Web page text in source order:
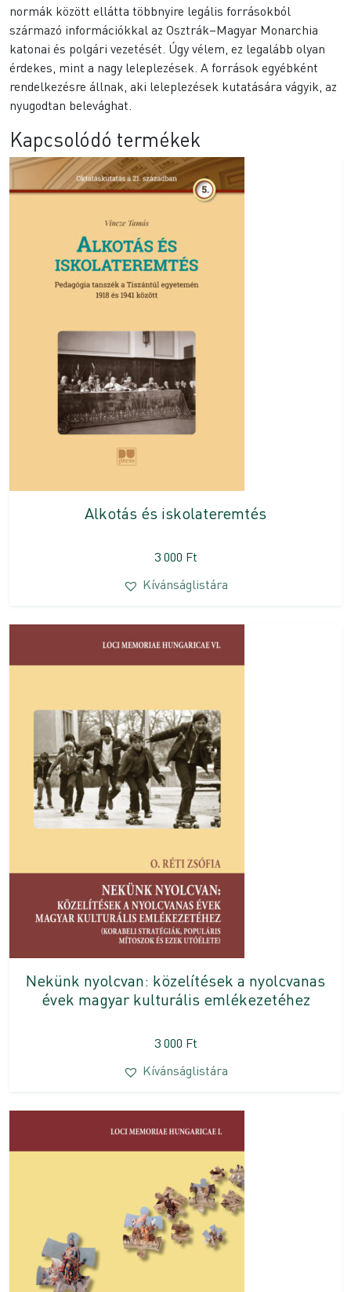
normák között ellátta többnyire legális forrásokból
származó információkkal az Osztrák–Magyar Monarchia
katonai és polgári vezetését. Úgy vélem, ez legalább olyan
érdekes, mint a nagy leleplezések. A források egyébként
rendelkezésre állnak, aki leleplezések kutatására vágyik, az
nyugodtan belevághat.
Kapcsolódó termékek
Alkotás és iskolateremtés
3 000 Ft
Kívánságlistára
Nekünk nyolcvan: közelítések a nyolcvanas
évek magyar kulturális emlékezetéhez
3 000 Ft
Kívánságlistára